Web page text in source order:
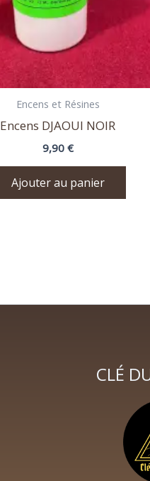
Encens et Résines
Encens DJAOUI NOIR
9,90 €
Ajouter au panier
CLÉ